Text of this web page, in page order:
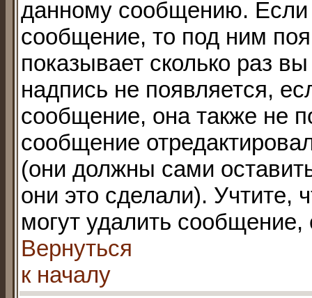
данному сообщению. Если
сообщение, то под ним
показывает сколько раз
надпись не появляется,
сообщение, она также не
сообщение
(они должны сами
они это сделали). Учтите,
могут удалить сообщение,
Вернуться
к началу